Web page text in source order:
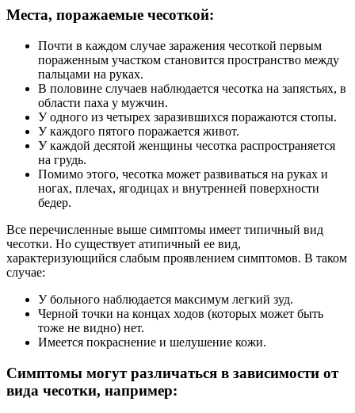
Места, поражаемые чесоткой:
Почти в каждом случае заражения чесоткой первым
пораженным участком становится пространство между
пальцами на руках.
В половине случаев наблюдается чесотка на запястьях, в
области паха у мужчин.
У одного из четырех заразившихся поражаются стопы.
У каждого пятого поражается живот.
У каждой десятой женщины чесотка распространяется
на грудь.
Помимо этого, чесотка может развиваться на руках и
ногах, плечах, ягодицах и внутренней поверхности
бедер.
Все перечисленные выше симптомы имеет типичный вид
чесотки. Но существует атипичный ее вид,
характеризующийся слабым проявлением симптомов. В таком
случае:
У больного наблюдается максимум легкий зуд.
Черной точки на концах ходов (которых может быть
тоже не видно) нет.
Имеется покраснение и шелушение кожи.
Симптомы могут различаться в зависимости от
вида чесотки, например: